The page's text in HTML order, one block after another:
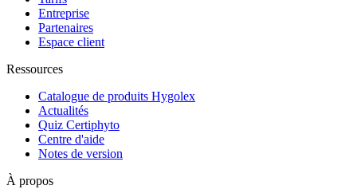
Entreprise
Partenaires
Espace client
Ressources
Catalogue de produits Hygolex
Actualités
Quiz Certiphyto
Centre d'aide
Notes de version
À propos